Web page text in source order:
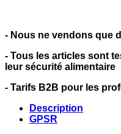
- Nous ne vendons que
- Tous les articles sont
leur sécurité alimentaire
- Tarifs B2B pour les
Description
GPSR